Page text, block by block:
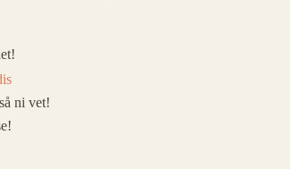
ni vet!